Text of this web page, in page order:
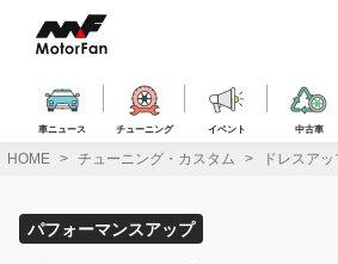
ス
車ニュース チューニング イベント 中古車
HOME チューニング・カスタム ドレスアッ
パフォーマンスアップ